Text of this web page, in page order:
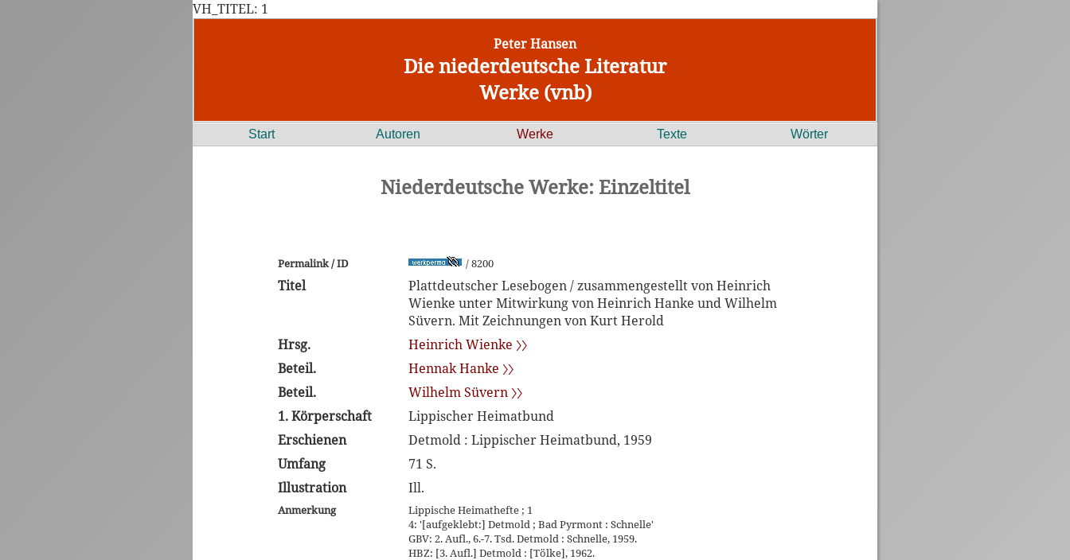
VH_TITEL: 1
Peter Hansen
Die niederdeutsche Literatur
Werke (vnb)
Start Autoren Werke Texte Wörter
Niederdeutsche Werke: Einzeltitel
Permalink / ID / 8200
Titel
Plattdeutscher Lesebogen / zusammengestellt von Heinrich
Wienke unter Mitwirkung von Heinrich Hanke und Wilhelm
Süvern. Mit Zeichnungen von Kurt Herold
Hrsg.
Heinrich Wienke 〉〉
Beteil.
Hennak Hanke 〉〉
Beteil.
Wilhelm Süvern 〉〉
1. Körperschaft
Lippischer Heimatbund
Erschienen
Detmold : Lippischer Heimatbund, 1959
Umfang
71 S.
Illustration
Ill.
Anmerkung
Lippische Heimathefte ; 1
4: '[aufgeklebt:] Detmold ; Bad Pyrmont : Schnelle'
GBV: 2. Aufl., 6.-7. Tsd. Detmold : Schnelle, 1959.
HBZ: [3. Aufl.] Detmold : [Tölke], 1962.